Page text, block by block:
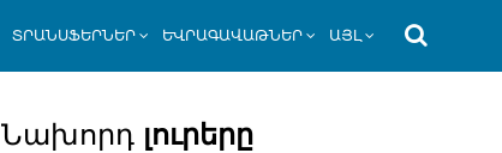
ՏՐԱՆՍՖԵՐՆԵՐ ԵՎՐԱԳԱՎԱԹՆԵՐ ԱՅԼ
Նախորդ լուրերը